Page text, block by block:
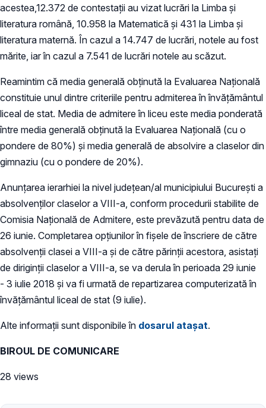
acestea,12.372 de contestaţii au vizat lucrări la Limba şi
literatura română, 10.958 la Matematică și 431 la Limba şi
literatura maternă. În cazul a 14.747 de lucrări, notele au fost
mărite, iar în cazul a 7.541 de lucrări notele au scăzut.
Reamintim că media generală obţinută la Evaluarea Naţională
constituie unul dintre criteriile pentru admiterea în învăţământul
liceal de stat. Media de admitere în liceu este media ponderată
între media generală obţinută la Evaluarea Naţională (cu o
pondere de 80%) şi media generală de absolvire a claselor din
gimnaziu (cu o pondere de 20%).
Anunţarea ierarhiei la nivel judeţean/al municipiului Bucureşti a
absolvenţilor claselor a VIII-a, conform procedurii stabilite de
Comisia Națională de Admitere, este prevăzută pentru data de
26 iunie. Completarea opţiunilor în fişele de înscriere de către
absolvenţii clasei a VIII-a și de către părinţii acestora, asistaţi
de diriginţii claselor a VIII-a, se va derula în perioada 29 iunie
- 3 iulie 2018 și va fi urmată de repartizarea computerizată în
învăţământul liceal de stat (9 iulie).
Alte informații sunt disponibile în dosarul atașat.
BIROUL DE COMUNICARE
28 views